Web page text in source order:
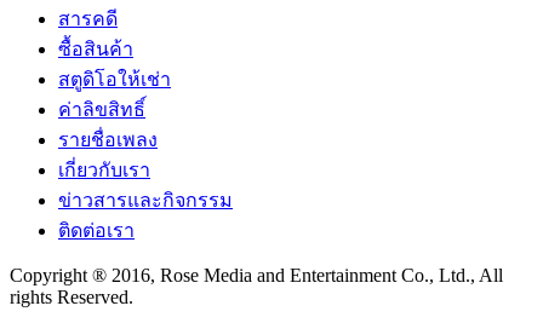
สารคดี
ซื้อสินค้า
สตูดิโอให้เช่า
ค่าลิขสิทธิ์
รายชื่อเพลง
เกี่ยวกับเรา
ข่าวสารและกิจกรรม
ติดต่อเรา
Copyright ® 2016, Rose Media and Entertainment Co., Ltd., All
rights Reserved.